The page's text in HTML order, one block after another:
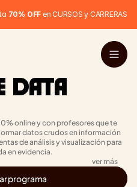
70% OFF en CURSOS y CARRERAS
DATA
online y con profesores que te
datos crudos en información
de análisis y visualización para
en evidencia.
ver más
programa